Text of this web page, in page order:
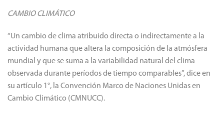
CAMBIO CLIMÁTICO
“Un cambio de clima atribuido directa o indirectamente a la
actividad humana que altera la composición de la atmósfera
mundial y que se suma a la variabilidad natural del clima
observada durante períodos de tiempo comparables”, dice en
su artículo 1°, la Convención Marco de Naciones Unidas en
Cambio Climático (CMNUCC).